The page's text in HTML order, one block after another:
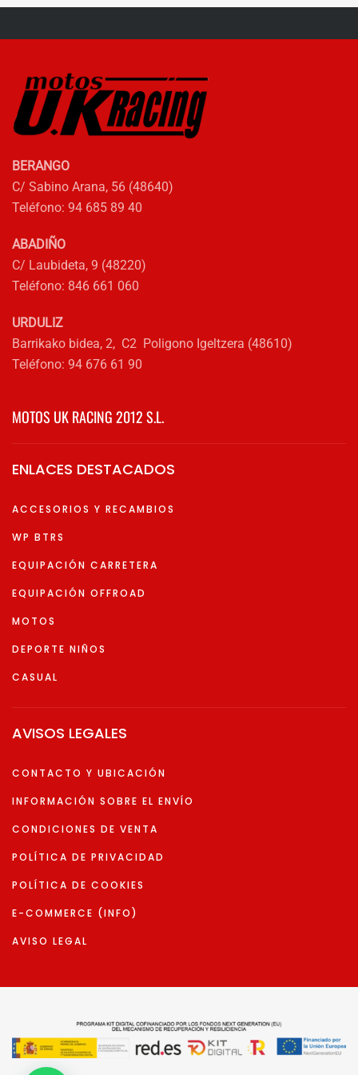
variantes.
pueden
elegir
en
de
BERANGO
C/ Sabino Arana, 56 (48640)
Teléfono: 94 685 89 40
ABADIÑO
C/ Laubideta, 9 (48220)
Teléfono: 846 661 060
URDULIZ
Barrikako bidea, 2, C2 Poligono Igeltzera (48610)
Teléfono: 94 676 61 90
MOTOS UK RACING 2012 S.L.
ENLACES DESTACADOS
ACCESORIOS Y RECAMBIOS
WP BTRS
EQUIPACIÓN CARRETERA
EQUIPACIÓN OFFROAD
MOTOS
DEPORTE NIÑOS
CASUAL
AVISOS LEGALES
CONTACTO Y UBICACIÓN
INFORMACIÓN SOBRE EL ENVÍO
CONDICIONES DE VENTA
POLÍTICA DE PRIVACIDAD
POLÍTICA DE COOKIES
E-COMMERCE (INFO)
AVISO LEGAL